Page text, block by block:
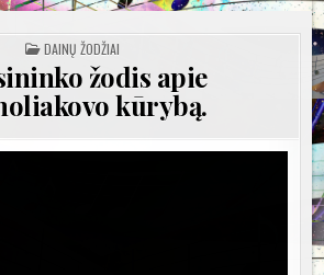
POSTED
IN
DAINŲ ŽODŽIAI
žodis apie
kūrybą.